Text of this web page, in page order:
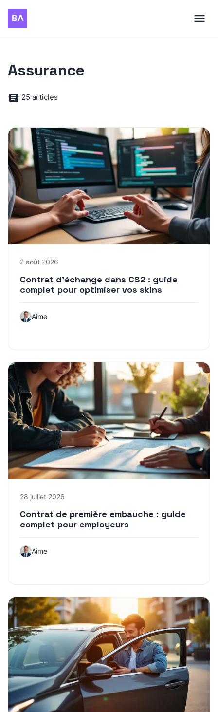
Assurance
25 articles
2 août 2026
Contrat d’échange dans CS2 : guide
complet pour optimiser vos skins
Aime
28 juillet 2026
Contrat de première embauche : guide
complet pour employeurs
Aime